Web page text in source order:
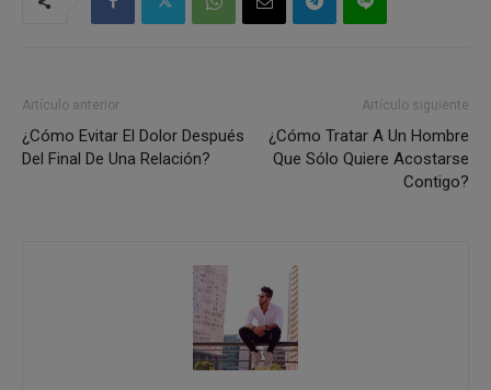
Artículo anterior
¿Cómo Evitar El Dolor Después
Del Final De Una Relación?
Artículo siguiente
¿Cómo Tratar A Un Hombre
Que Sólo Quiere Acostarse
Contigo?